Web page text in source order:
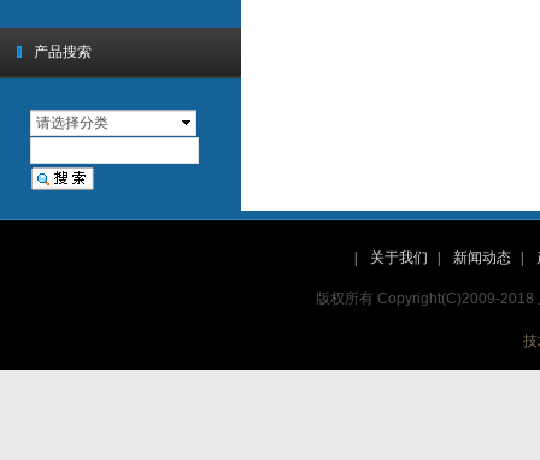
产品搜索
请选择分类
关于我们 新闻动态
版权所有 Copyright(C)2009-